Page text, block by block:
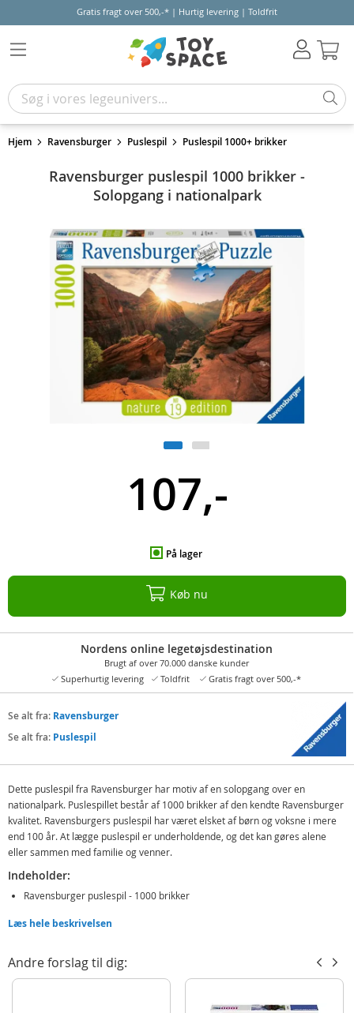
Gratis fragt over 500,-* | Hurtig levering | Toldfrit
Hjem Ravensburger Puslespil Puslespil 1000+ brikker
Ravensburger puslespil 1000 brikker -
Solopgang i nationalpark
107,-
På lager
Køb nu
Nordens online legetøjsdestination
Brugt af over 70.000 danske kunder
Superhurtig levering
Toldfrit Gratis fragt over 500,-*
Se alt fra: Ravensburger
Se alt fra: Puslespil
Dette puslespil fra Ravensburger har motiv af en solopgang over en
nationalpark. Puslespillet består af 1000 brikker af den kendte Ravensburger
kvalitet. Ravensburgers puslespil har været elsket af børn og voksne i mere
end 100 år. At lægge puslespil er underholdende, og det kan gøres alene
eller sammen med familie og venner.
Indeholder:
Ravensburger puslespil - 1000 brikker
Detaljer:
Antal brikker: 1000
Læs hele beskrivelsen
Andre forslag til dig: